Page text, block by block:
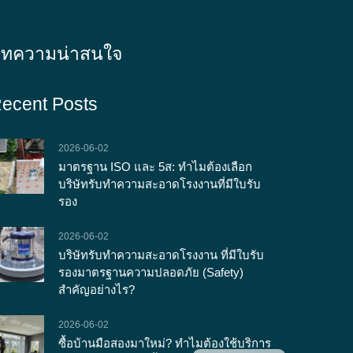
ความน่าสนใจ
Posts
2026-06-02
มาตรฐาน ISO และ 5ส: ทำไมต้องเลือก
บริษัทรับทำความสะอาดโรงงานที่มีใบรับ
รอง
2026-06-02
บริษัทรับทำความสะอาดโรงงาน ที่มีใบรับ
รองมาตรฐานความปลอดภัย (Safety)
สำคัญอย่างไร?
2026-06-02
ซื้อบ้านมือสองมาใหม่? ทำไมต้องใช้บริการ